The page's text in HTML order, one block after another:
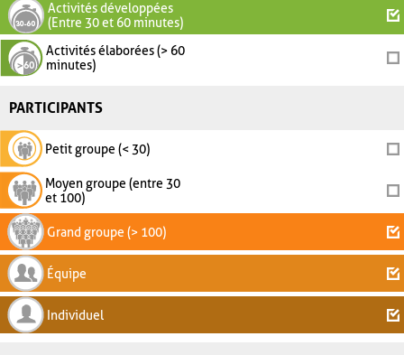
Activités développées
(Entre 30 et 60 minutes)
Activités élaborées (> 60
minutes)
PARTICIPANTS
Petit groupe (< 30)
Moyen groupe (entre 30
et 100)
Grand groupe (> 100)
Équipe
Individuel